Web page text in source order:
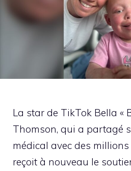
La star de TikTok Bella «
Thomson, qui a partagé
médical avec des
reçoit à nouveau le